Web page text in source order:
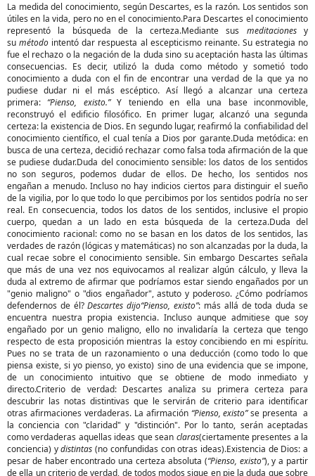
La medida del conocimiento, según Descartes, es la razón. Los sentidos son
útiles en la vida, pero no en el conocimiento.Para Descartes el conocimiento
representó la búsqueda de la certeza.Mediante sus meditacionesy
sumétodo intentó dar respuesta al escepticismo reinante. Su estrategia no
fue el rechazo o la negación de la duda sino su aceptación hasta las últimas
consecuencias. Es decir, utilizó la duda como método y sometió todo
conocimiento a duda con el fin de encontrar una verdad de la que ya no
pudiese dudar ni el más escéptico. Así llegó a alcanzar una certeza
primera:“Pienso, existo.”Y teniendo en ella una base inconmovible,
reconstruyó el edificio filosófico. En primer lugar, alcanzó una segunda
certeza: la existencia de Dios. En segundo lugar, reafirmó la confiabilidad del
conocimiento científico, el cual tenía a Dios por garante.Duda metódica: en
busca de una certeza, decidió rechazar como falsa toda afirmación de la que
se pudiese dudar.Duda del conocimiento sensible: los datos de los sentidos
no son seguros, podemos dudar de ellos. De hecho, los sentidos nos
engañan a menudo. Incluso no hay indicios ciertos para distinguir el sueño
de la vigilia, por lo que todo lo que percibimos por los sentidos podría no ser
real. En consecuencia, todos los datos de los sentidos, inclusive el propio
cuerpo, quedan a un lado en esta búsqueda de la certeza.Duda del
conocimiento racional: como no se basan en los datos de los sentidos, las
verdades de razón (lógicas y matemáticas) no son alcanzadas por la duda, la
cual recae sobre el conocimiento sensible. Sin embargo Descartes señala
que más de una vez nos equivocamos al realizar algún cálculo, y lleva la
duda al extremo de afirmar que podríamos estar siendo engañados por un
"genio maligno" o "dios engañador", astuto y poderoso. ¿Cómo podríamos
defendernos de él?Descartes dijo“Pienso, existo”: más allá de toda duda se
encuentra nuestra propia existencia. Incluso aunque admitiese que soy
engañado por un genio maligno, ello no invalidaría la certeza que tengo
respecto de esta proposición mientras la estoy concibiendo en mi espíritu.
Pues no se trata de un razonamiento o una deducción (como todo lo que
piensa existe, si yo pienso, yo existo) sino de una evidencia que se impone,
de un conocimiento intuitivo que se obtiene de modo inmediato y
directo.Criterio de verdad: Descartes analiza su primera certeza para
descubrir las notas distintivas que le servirán de criterio para identificar
otras afirmaciones verdaderas. La afirmación “Pienso, existo”se presenta a
la conciencia con "claridad" y "distinción". Por lo tanto, serán aceptadas
como verdaderas aquellas ideas que sean claras(ciertamente presentes a la
conciencia) ydistintas (no confundidas con otras ideas).Existencia de Dios: a
pesar de haber encontrado una certeza absoluta (“Pienso, existo”), y a partir
de ella un criterio de verdad, de todos modos sigue en pie la duda que sobre